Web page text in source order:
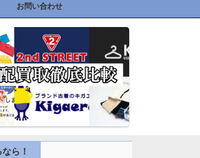
お問い合わせ
ら！